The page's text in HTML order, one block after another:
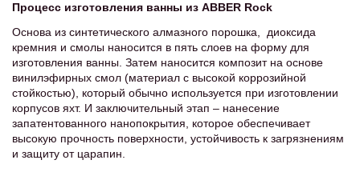
Процесс изготовления ванны из ABBER Rock
Основа из синтетического алмазного порошка, диоксида
кремния и смолы наносится в пять слоев на форму для
изготовления ванны. Затем наносится композит на основе
винилэфирных смол (материал с высокой коррозийной
стойкостью), который обычно используется при изготовлении
корпусов яхт. И заключительный этап – нанесение
запатентованного нанопокрытия, которое обеспечивает
высокую прочность поверхности, устойчивость к загрязнениям
и защиту от царапин.